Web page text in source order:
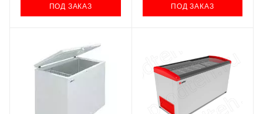
ПОД ЗАКАЗ ПОД ЗАКАЗ